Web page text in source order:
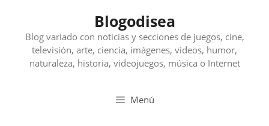
contenido
Blogodisea
Blog variado con noticias y secciones de juegos, cine,
televisión, arte, ciencia, imágenes, videos, humor,
naturaleza, historia, videojuegos, música o Internet
Menú